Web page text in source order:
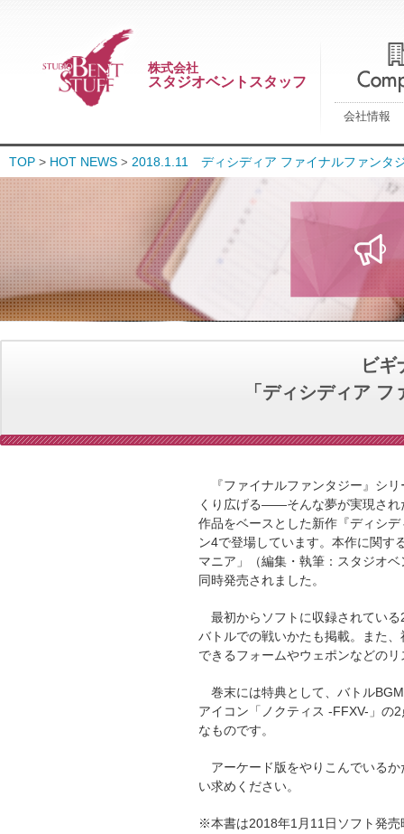
株式会社
スタジオベントスタッフ
会社情報
TOP > HOT NEWS > 2018.1.11 ディシディア ファイナルファンタ
ビギ
「ディシディア
『ファイナルファンタジー』シリ
くり広げる――そんな夢が実現され
作品をベースとした新作『ディシ
ン4で登場しています。本作に関す
マニア」（編集・執筆：スタジオ
同時発売されました。
最初からソフトに収録されている
バトルでの戦いかたも掲載。また
できるフォームやウェポンなどの
巻末には特典として、バトル
アイコン「ノクティス -FFXV-」の
なものです。
アーケード版をやりこんでいるか
い求めください。
※本書は2018年1月11日ソフト発売